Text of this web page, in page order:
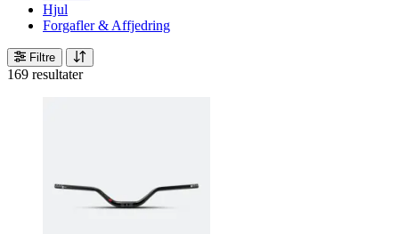
Hjul
Forgafler & Affjedring
Filtre
169 resultater